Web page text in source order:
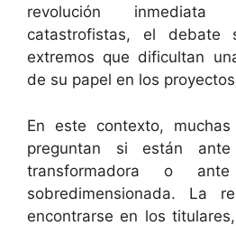
revolución inmediata
catastrofistas, el debate
extremos que dificultan
de su papel en los
En este contexto, muchas
preguntan si están
transformadora o
sobredimensionada. La
encontrarse en los